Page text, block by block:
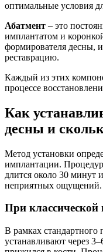
оптимальные условия
Абатмент – это
имплантатом и
формирователя десны,
реставрацию.
Каждый из этих
процессе
Как
десны и
Метод установки
имплантации.
длится около 30 минут
неприятных ощущений.
При
В рамках стандартного
устанавливают через